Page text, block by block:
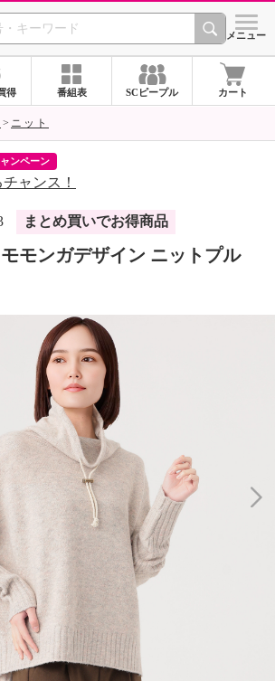
SHOP CHANNEL シメニュー
得 番組表 SCピープル カート
ニット
ンペーン
ャンス！
まとめ買いでお得商品
モンガデザイン ニットプル